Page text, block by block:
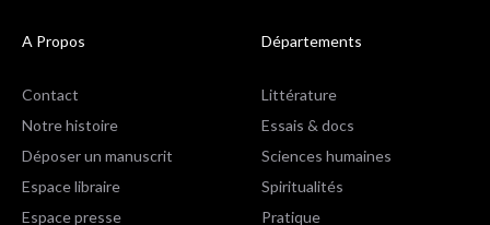
A Propos
Contact
Notre histoire
Déposer un manuscrit
Espace libraire
Espace presse
Départements
Littérature
Essais & docs
Sciences humaines
Spiritualités
Pratique